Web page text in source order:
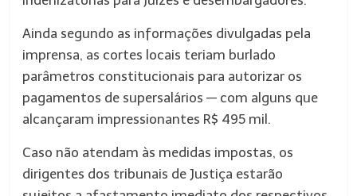
Ainda segundo as informações divulgadas pela
imprensa, as cortes locais teriam burlado
parâmetros constitucionais para autorizar os
pagamentos de supersalários — com alguns que
alcançaram impressionantes R$ 495 mil.
Caso não atendam às medidas impostas, os
dirigentes dos tribunais de Justiça estarão